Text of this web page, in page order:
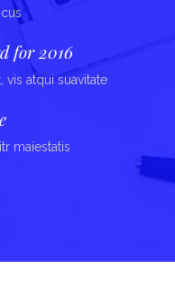
for 2016
vis atqui suavitate
maiestatis